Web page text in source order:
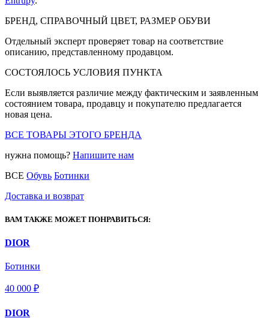
БРЕНД, СПРАВОЧНЫЙ ЦВЕТ, РАЗМЕР ОБУВИ
Отдельный эксперт проверяет товар на соответствие
описанию, представленному продавцом.
СОСТОЯЛОСЬ УСЛОВИЯ ПУНКТА
Если выявляется различие между фактическим и заявленным
состоянием товара, продавцу и покупателю предлагается
новая цена.
ВСЕ ТОВАРЫ ЭТОГО БРЕНДА
нужна помощь? Напишите нам
ВСЕ Обувь Ботинки
Доставка и возврат
ВАМ ТАКЖЕ МОЖЕТ ПОНРАВИТЬСЯ:
DIOR
Ботинки
40 000 ₽
DIOR